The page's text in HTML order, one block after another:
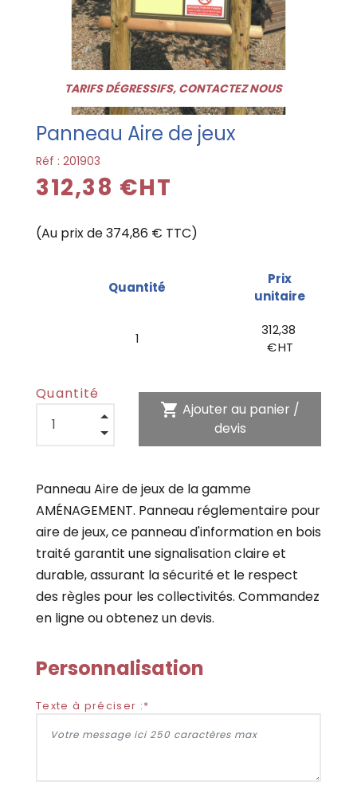
TARIFS DÉGRESSIFS, CONTACTEZ NOUS
Panneau Aire de jeux
Réf : 201903
312,38 €HT
(Au prix de 374,86 € TTC)
Quantité
Prix
unitaire
1
312,38
€ HT
Quantité
shopping_cart Ajouter au panier /
devis
Panneau Aire de jeux de la gamme
AMÉNAGEMENT. Panneau réglementaire pour
aire de jeux, ce panneau d'information en bois
traité garantit une signalisation claire et
durable, assurant la sécurité et le respect
des règles pour les collectivités. Commandez
en ligne ou obtenez un devis.
Personnalisation
Texte à préciser :*